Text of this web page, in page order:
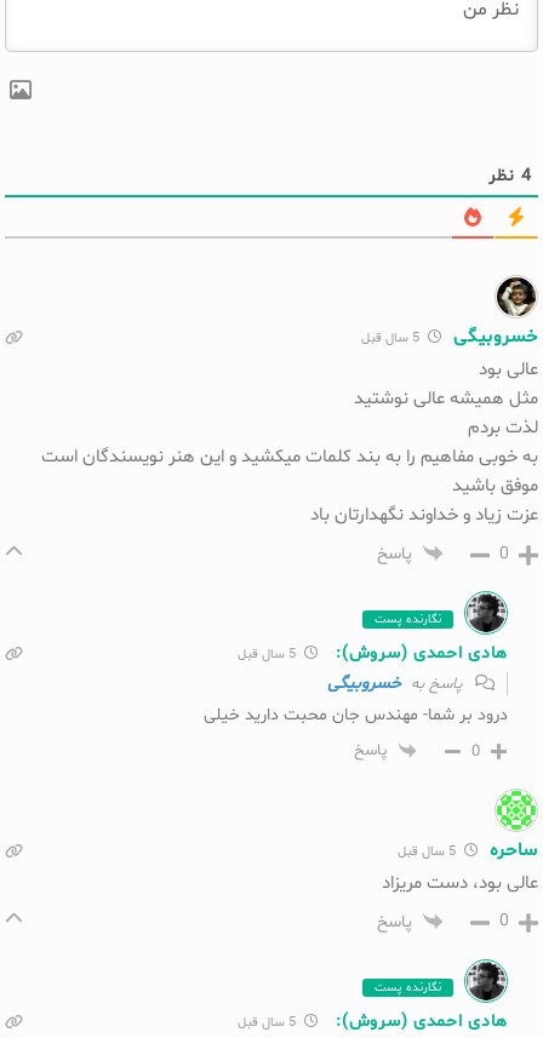
4 نظر
خسروبیگی
عالی بود
مثل همیشه عالی نوشتید
لذت بردم
به خوبی مفاهیم را به بند کلمات میکشید و این هنر نویسندگان است
موفق باشید
عزت زیاد و خداوند نگهدارتان باد
0 پاسخ
نگارنده پست
هادی احمدی (سروش):
پاسخ بهخسروبیگی
درود بر شما- مهندس جان محبت دارید خیلی
0 پاسخ
ساحره 5 سال قبل
عالی بود، دست مریزاد
0 پاسخ
نگارنده پست
هادی احمدی (سروش):